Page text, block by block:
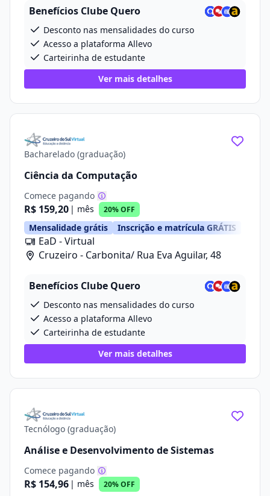
Benefícios Clube Quero
Desconto nas mensalidades do curso
Acesso a plataforma Allevo
Carteirinha de estudante
Ver mais detalhes
Bacharelado (graduação)
Ciência da Computação
Comece pagando
R$ 159,20 | mês 20% OFF
Mensalidade grátis Inscrição e matrícula GRÁTIS
EaD - Virtual
Cruzeiro - Carbonita/ Rua Eva Aguilar, 48
Benefícios Clube Quero
Desconto nas mensalidades do curso
Acesso a plataforma Allevo
Carteirinha de estudante
Ver mais detalhes
Tecnólogo (graduação)
Análise e Desenvolvimento de Sistemas
Comece pagando
R$ 154,96 | mês 20% OFF